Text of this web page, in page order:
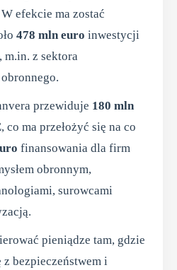
W efekcie ma zostać
478 mln euro inwestycji
m.in. z sektora
przewiduje 180 mln
, co ma przełożyć się na co
finansowania dla firm
obronnym,
surowcami
pieniądze tam, gdzie
z bezpieczeństwem i